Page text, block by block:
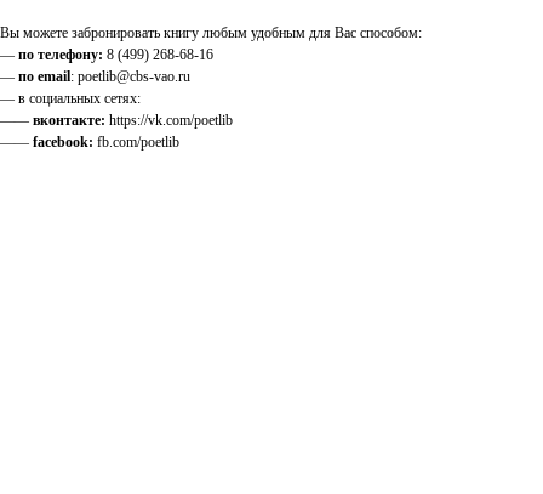
Вы можете забронировать книгу любым удобным для Вас способом:
— по телефону: 8 (499) 268-68-16
— по email: poetlib@cbs-vao.ru
— в социальных сетях:
—— вконтакте: https://vk.com/poetlib
—— facebook: fb.com/poetlib